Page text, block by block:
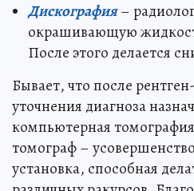
Дискография–
окрашивающую
После этого делается
Бывает, что после
уточнения диагноза
компьютерная
томограф –
установка, способная